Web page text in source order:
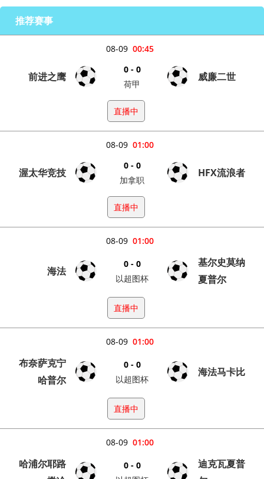
推荐赛事
00:45
08-09
前进之鹰
0 - 0
荷甲
威廉二世
直播中
01:00
08-09
渥太华竞技
0 - 0
加拿职
HFX流浪者
直播中
01:00
08-09
海法
0 - 0
以超图杯
基尔史莫纳
夏普尔
直播中
01:00
08-09
布奈萨克宁
哈普尔
0 - 0
以超图杯
海法马卡比
直播中
01:00
08-09
哈浦尔耶路
0 - 0
迪克瓦夏普